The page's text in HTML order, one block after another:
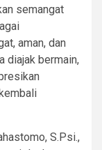
semangat
aman, dan
diajak bermain,
S.Psi.,